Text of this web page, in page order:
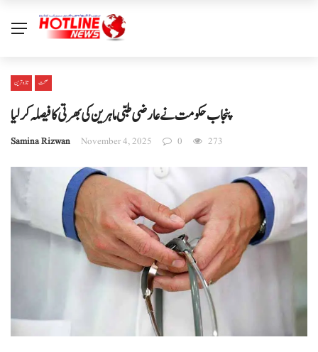
تازہ ترین صحت
پنجاب حکومت نے عارضی طبی ماہرین کی بھرتی کا فیصلہ کر لیا
Samina Rizwan November 4, 2025 0 273